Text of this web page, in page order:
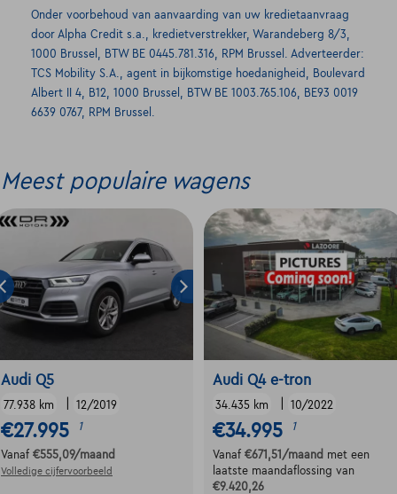
Onder voorbehoud van aanvaarding van uw kredietaanvraag
door Alpha Credit s.a., kredietverstrekker, Warandeberg 8/3,
1000 Brussel, BTW BE 0445.781.316, RPM Brussel. Adverteerder:
TCS Mobility S.A., agent in bijkomstige hoedanigheid, Boulevard
Albert II 4, B12, 1000 Brussel, BTW BE 1003.765.106, BE93 0019
6639 0767, RPM Brussel.
Meest populaire wagens
Audi Q5
77.938 km 12/2019
€27.995 1
Vanaf €555,09/maand
Volledige cijfervoorbeeld
Audi Q4 e-tron
34.435 km 10/2022
€34.995 1
Vanaf €671,51 /maand met een
laatste maandaflossing van
€9.420,26